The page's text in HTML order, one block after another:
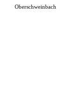
Oberschweinbach